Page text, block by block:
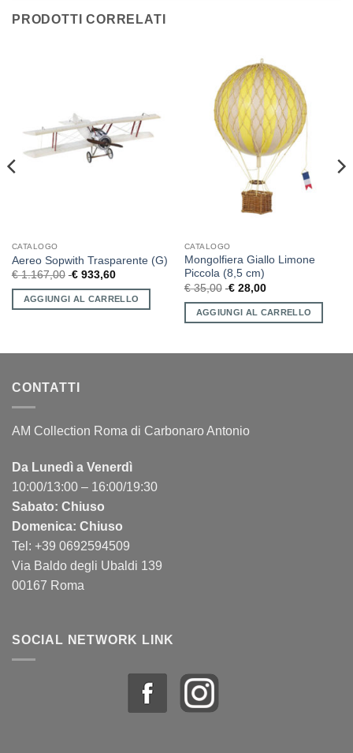
PRODOTTI CORRELATI
CATALOGO
Aereo Sopwith Trasparente (G)
€1.167,00 €933,60
AGGIUNGI AL CARRELLO
CATALOGO
Mongolfiera Giallo Limone
Piccola (8,5 cm)
€35,00 €28,00
AGGIUNGI AL CARRELLO
CONTATTI
AM Collection Roma di Carbonaro Antonio
Da Lunedì a Venerdì
10:00/13:00 – 16:00/19:30
Sabato: Chiuso
Domenica: Chiuso
Tel: +39 0692594509
Via Baldo degli Ubaldi 139
00167 Roma
SOCIAL NETWORK LINK